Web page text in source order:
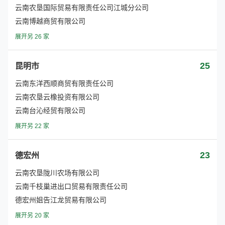
云南农垦国际贸易有限责任公司江城分公司
云南博越商贸有限公司
展开另 26 家
昆明市 25
云南东洋西顺商贸有限责任公司
云南农垦云橡投资有限公司
云南台沁经贸有限公司
展开另 22 家
德宏州 23
云南农垦陇川农场有限公司
云南千枝巢进出口贸易有限责任公司
德宏州姐告江龙贸易有限公司
展开另 20 家